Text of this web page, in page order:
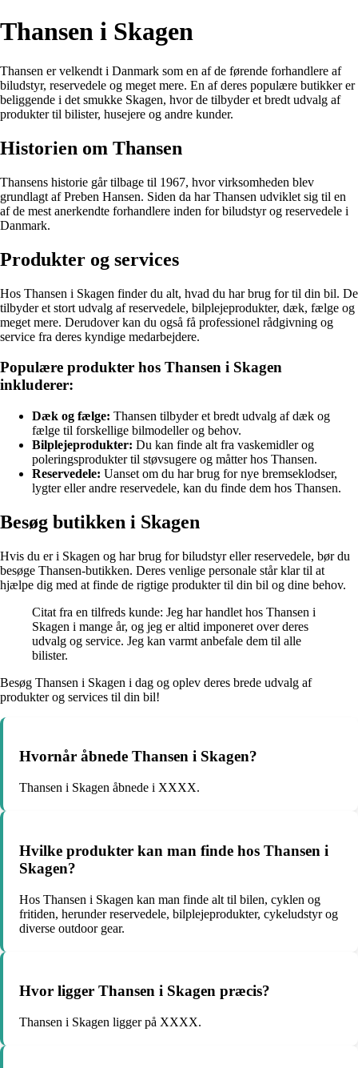
Thansen i Skagen
Thansen er velkendt i Danmark som en af de førende forhandlere af
biludstyr, reservedele og meget mere. En af deres populære butikker er
beliggende i det smukke Skagen, hvor de tilbyder et bredt udvalg af
produkter til bilister, husejere og andre kunder.
Historien om Thansen
Thansens historie går tilbage til 1967, hvor virksomheden blev
grundlagt af Preben Hansen. Siden da har Thansen udviklet sig til en
af de mest anerkendte forhandlere inden for biludstyr og reservedele i
Danmark.
Produkter og services
Hos Thansen i Skagen finder du alt, hvad du har brug for til din bil. De
tilbyder et stort udvalg af reservedele, bilplejeprodukter, dæk, fælge og
meget mere. Derudover kan du også få professionel rådgivning og
service fra deres kyndige medarbejdere.
Populære produkter hos Thansen i Skagen
inkluderer:
Dæk og fælge: Thansen tilbyder et bredt udvalg af dæk og
fælge til forskellige bilmodeller og behov.
Bilplejeprodukter: Du kan finde alt fra vaskemidler og
poleringsprodukter til støvsugere og måtter hos Thansen.
Reservedele: Uanset om du har brug for nye bremseklodser,
lygter eller andre reservedele, kan du finde dem hos Thansen.
Besøg butikken i Skagen
Hvis du er i Skagen og har brug for biludstyr eller reservedele, bør du
besøge Thansen-butikken. Deres venlige personale står klar til at
hjælpe dig med at finde de rigtige produkter til din bil og dine behov.
Citat fra en tilfreds kunde: Jeg har handlet hos Thansen i
Skagen i mange år, og jeg er altid imponeret over deres
udvalg og service. Jeg kan varmt anbefale dem til alle
bilister.
Besøg Thansen i Skagen i dag og oplev deres brede udvalg af
produkter og services til din bil!
Hvornår åbnede Thansen i Skagen?
Thansen i Skagen åbnede i XXXX.
Hvilke produkter kan man finde hos Thansen i
Skagen?
Hos Thansen i Skagen kan man finde alt til bilen, cyklen og
fritiden, herunder reservedele, bilplejeprodukter, cykeludstyr og
diverse outdoor gear.
Hvor ligger Thansen i Skagen præcis?
Thansen i Skagen ligger på XXXX.